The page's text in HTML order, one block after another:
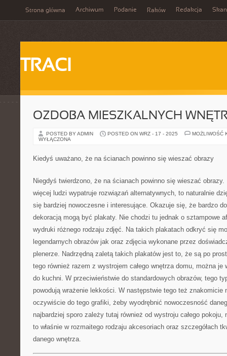
Strona główna Archiwum Podanie Raków Redakcja
TRACI
OZDOBA MIESZKALNYCH
POSTED BY ADMIN POSTED ON WRZ - 17 - 2025
MOŻLIWOŚĆ
WYŁĄCZONA
Kiedyś uważano, że na ścianach powinno się wieszać obrazy
Niegdyś twierdzono, że na ścianach powinno się wieszać
więcej ludzi wypatruje rozwiązań alternatywnych, to naturalnie
się bardziej nowoczesne i interesujące. Okazuje się, że bardzo
dekoracją mogą być plakaty. Nie chodzi tu jednak o sztampowe
wydruki różnego rodzaju zdjęć. Na takich plakatach odkryć się
legendarnych obrazów jak oraz zdjęcia wykonane przez
plenerze. Nadrzędną zaletą takich plakatów jest to, że są po
tego również razem z wystrojem całego wnętrza domu, można
do kuchni. W przeciwieństwie do standardowych obrazów, tego
powodują wrażenie lekkości. W następstwie tego też znakomicie
oczywiście do tego grafiki, żeby wyodrębnić nowoczesność
najbardziej sporo zależy tutaj również od wystroju całego pokoju,
to właśnie w rozmaitego rodzaju akcesoriach oraz szczegółach
danego wnętrza.